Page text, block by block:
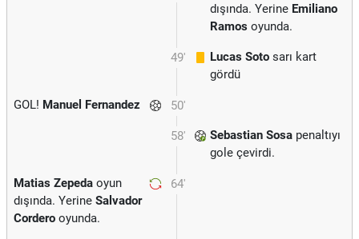
dışında. Yerine Emiliano
Ramos oyunda.
49' Lucas Soto sarı kart
gördü
50'
GOL! Manuel Fernandez
58' Sebastian Sosa penaltıyı
gole çevirdi.
64'
Matias Zepeda oyun
dışında. Yerine Salvador
Cordero oyunda.